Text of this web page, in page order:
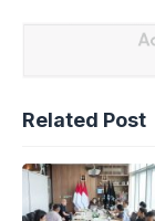
Related Post